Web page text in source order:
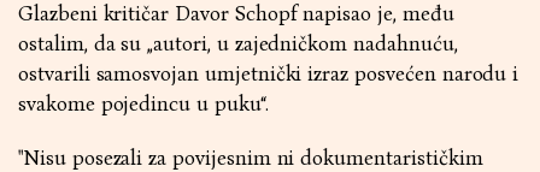
Glazbeni kritičar Davor Schopf napisao je, među
ostalim, da su „autori, u zajedničkom nadahnuću,
ostvarili samosvojan umjetnički izraz posvećen narodu i
svakome pojedincu u puku“.
"Nisu posezali za povijesnim ni dokumentarističkim